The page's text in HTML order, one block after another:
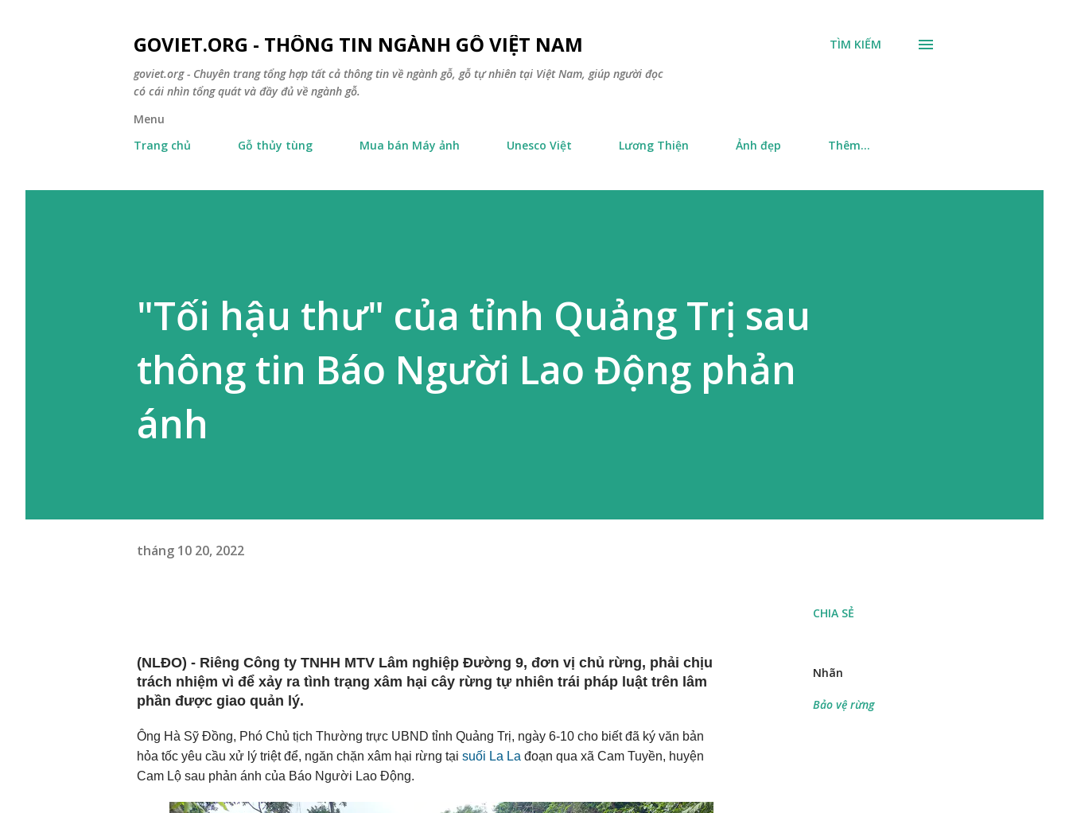
GOVIET.ORG - THÔNG TIN NGÀNH GỖ VIỆT NAM
goviet.org - Chuyên trang tổng hợp tất cả thông tin về ngành gỗ, gỗ tự nhiên tại Việt Nam, giúp người đọc
có cái nhìn tổng quát và đầy đủ về ngành gỗ.
TÌM KIẾM
Menu
Trang chủ
Gỗ thủy tùng Mua bán Máy ảnh Unesco Việt Lương Thiện Ảnh đẹp Thêm…
"Tối hậu thư" của tỉnh Quảng Trị sau
thông tin Báo Người Lao Động phản
ánh
tháng 10 20, 2022
(NLĐO) - Riêng Công ty TNHH MTV Lâm nghiệp Đường 9, đơn vị chủ rừng, phải chịu
trách nhiệm vì để xảy ra tình trạng xâm hại cây rừng tự nhiên trái pháp luật trên lâm
phần được giao quản lý.
Ông Hà Sỹ Đồng, Phó Chủ tịch Thường trực UBND tỉnh Quảng Trị, ngày 6-10 cho biết đã ký văn bản
hỏa tốc yêu cầu xử lý triệt để, ngăn chặn xâm hại rừng tại suối La La đoạn qua xã Cam Tuyền, huyện
Cam Lộ sau phản ánh của Báo Người Lao Động.
CHIA SẺ
Nhãn
Bảo vệ rừng